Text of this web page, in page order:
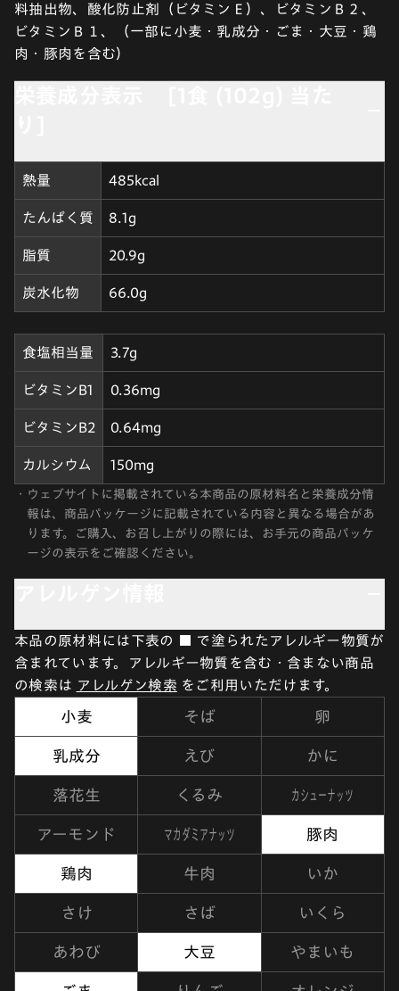
料抽出物、酸化防止剤（ビタミンＥ）、ビタミンＢ２、
ビタミンＢ１、（一部に小麦・乳成分・ごま・大豆・鶏
肉・豚肉を含む）
熱量 485kcal
たんぱく質 8.1g
脂質 20.9g
炭水化物 66.0g
食塩相当量 3.7g
ビタミンB1 0.36mg
ビタミンB2 0.64mg
カルシウム 150mg
・ ウェブサイトに掲載されている本商品の原材料名と栄養成分情
報は、商品パッケージに記載されている内容と異なる場合があ
ります。ご購入、お召し上がりの際には、お手元の商品パッケ
ージの表示をご確認ください。
本品の原材料には下表の ■ で塗られたアレルギー物質が
含まれています。アレルギー物質を含む・含まない商品
の検索は アレルゲン検索 をご利用いただけます。
小麦 そば 卵
乳成分 えび かに
落花生 くるみ カシューナッツ
アーモンド マカダミアナッツ 豚肉
鶏肉 牛肉 いか
さけ さば いくら
あわび 大豆 やまいも